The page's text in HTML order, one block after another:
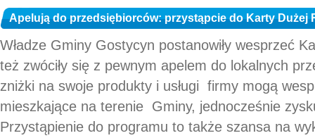
Apelują do przedsiębiorców: przystąpcie do Karty Dużej
Władze Gminy Gostycyn postanowiły wesprzeć
też zwóciły się z pewnym apelem do lokalnych
zniżki na swoje produkty i usługi firmy mogą
mieszkające na terenie Gminy, jednocześnie
Przystąpienie do programu to także szansa na